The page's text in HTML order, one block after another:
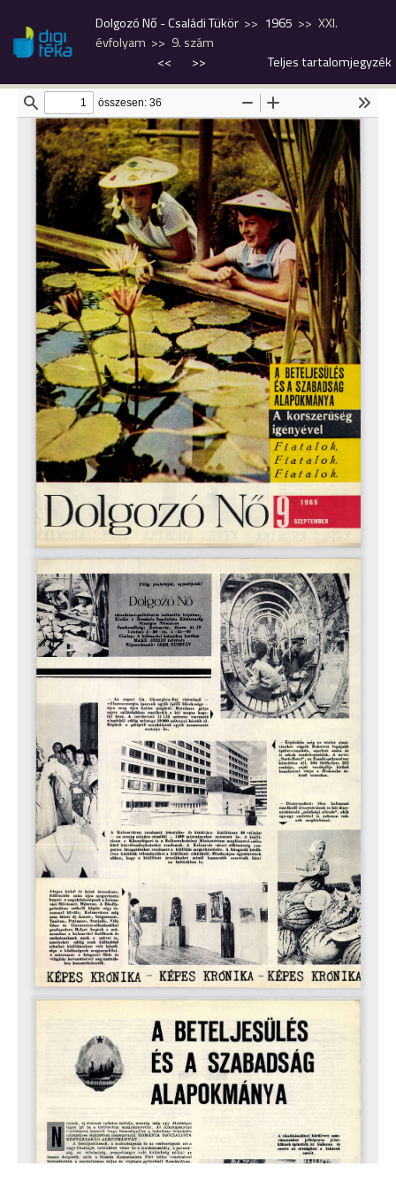
Dolgozó Nő - Családi Tükör 1965
XXI.
évfolyam
9. szám
<<
>> Teljes tartalomjegyzék